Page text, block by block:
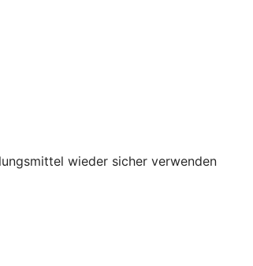
wieder sicher verwenden